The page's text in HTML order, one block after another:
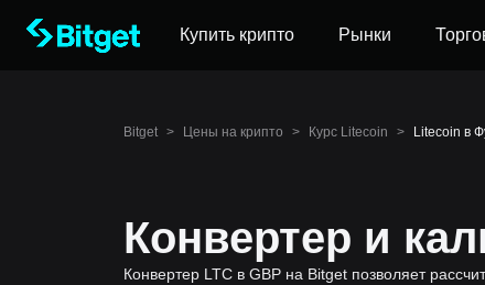
Купить крипто Рынки
Bitget > Цены на крипто > Курс Litecoin > Litecoin в
Конвертер и
Конвертер LTC в GBP на Bitget позволяет